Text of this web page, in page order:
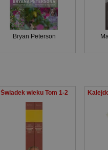
Bryan Peterson
Świadek wieku Tom 1-2